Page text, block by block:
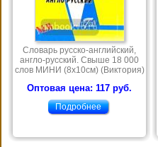
Словарь русско-английский,
англо-русский. Свыше 18 000
слов МИНИ (8х10см) (Виктория)
Оптовая цена: 117 руб.
Подробнее